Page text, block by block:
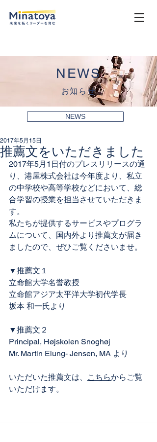
NEWS
お知らせ
NEWS
推薦文をいただきました
2017年5月15日
2017年5月1日付のプレスリリースの通
り、港屋株式会社は今年度より、私立
の中学校や高等学校などにおいて、総
合学習の授業を担当させていただきま
す。
私たちが提供するサービスやプログラ
ムについて、国内外より推薦文が届き
ましたので、ぜひご覧くださいませ。
▼推薦文１
立命館大学名誉教授
立命館アジア太平洋大学初代学長
坂本 和一氏より
▼推薦文２
Principal, Højskolen Snoghøj
Mr. Martin Elung- Jensen, MA より
​いただいた推薦文は、 こちらからご覧
いただけます。